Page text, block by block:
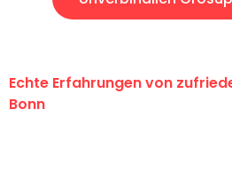
Echte Erfahrungen von
Bonn